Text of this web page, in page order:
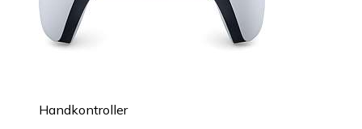
Handkontroller